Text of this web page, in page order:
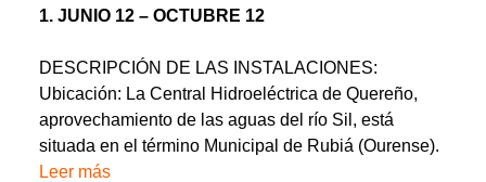
1. JUNIO 12 – OCTUBRE 12
DESCRIPCIÓN DE LAS INSTALACIONES:
Ubicación: La Central Hidroeléctrica de Quereño,
aprovechamiento de las aguas del río Sil, está
situada en el término Municipal de Rubiá (Ourense).
Leer más